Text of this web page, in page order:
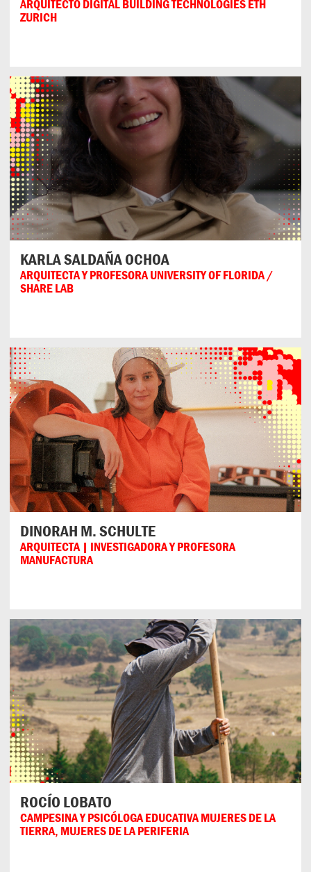
ARQUITECTO DIGITAL BUILDING TECHNOLOGIES ETH
ZURICH
KARLA SALDAÑA OCHOA
ARQUITECTA Y PROFESORA UNIVERSITY OF FLORIDA /
SHARE LAB
DINORAH M. SCHULTE
ARQUITECTA | INVESTIGADORA Y PROFESORA
MANUFACTURA
ROCÍO LOBATO
CAMPESINA Y PSICÓLOGA EDUCATIVA MUJERES DE LA
TIERRA, MUJERES DE LA PERIFERIA